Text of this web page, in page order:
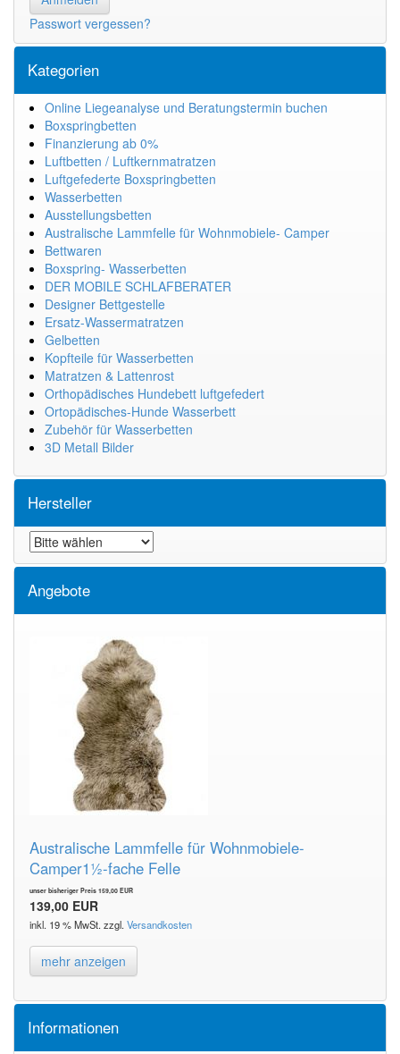
Passwort vergessen?
Kategorien
Online Liegeanalyse und Beratungstermin buchen
Boxspringbetten
Finanzierung ab 0%
Luftbetten / Luftkernmatratzen
Luftgefederte Boxspringbetten
Wasserbetten
Ausstellungsbetten
Australische Lammfelle für Wohnmobiele- Camper
Bettwaren
Boxspring- Wasserbetten
DER MOBILE SCHLAFBERATER
Designer Bettgestelle
Ersatz-Wassermatratzen
Gelbetten
Kopfteile für Wasserbetten
Matratzen & Lattenrost
Orthopädisches Hundebett luftgefedert
Ortopädisches-Hunde Wasserbett
Zubehör für Wasserbetten
3D Metall Bilder
Hersteller
Angebote
Australische Lammfelle für Wohnmobiele-
Camper1½-fache Felle
unser bisheriger Preis 159,00 EUR
139,00 EUR
inkl. 19 % MwSt. zzgl. Versandkosten
mehr anzeigen
Informationen